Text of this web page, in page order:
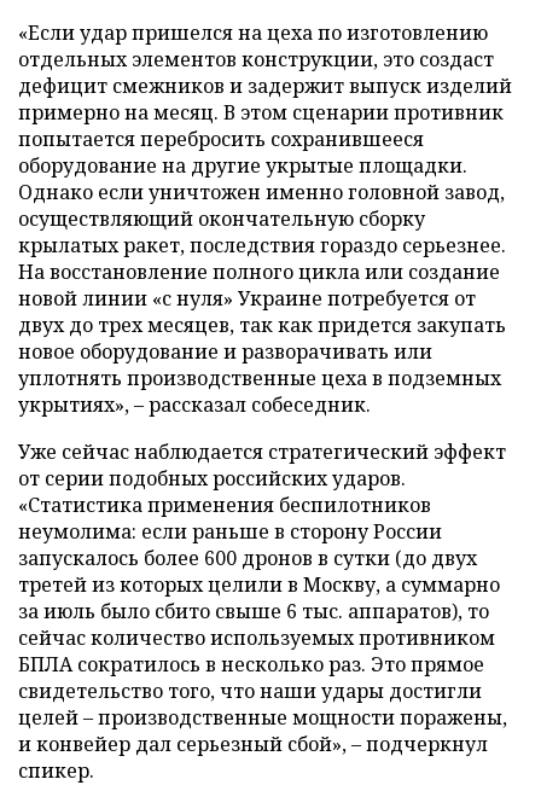
«Если удар пришелся на цеха по изготовлению
отдельных элементов конструкции, это создаст
дефицит смежников и задержит выпуск изделий
примерно на месяц. В этом сценарии противник
попытается перебросить сохранившееся
оборудование на другие укрытые площадки.
Однако если уничтожен именно головной завод,
осуществляющий окончательную сборку
крылатых ракет, последствия гораздо серьезнее.
На восстановление полного цикла или создание
новой линии «с нуля» Украине потребуется от
двух до трех месяцев, так как придется закупать
новое оборудование и разворачивать или
уплотнять производственные цеха в подземных
укрытиях», – рассказал собеседник.
Уже сейчас наблюдается стратегический эффект
от серии подобных российских ударов.
«Статистика применения беспилотников
неумолима: если раньше в сторону России
запускалось более 600 дронов в сутки (до двух
третей из которых целили в Москву, а суммарно
за июль было сбито свыше 6 тыс. аппаратов), то
сейчас количество используемых противником
БПЛА сократилось в несколько раз. Это прямое
свидетельство того, что наши удары достигли
целей – производственные мощности поражены,
и конвейер дал серьезный сбой», – подчеркнул
спикер.